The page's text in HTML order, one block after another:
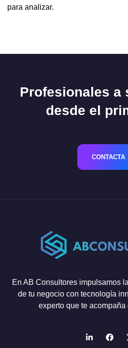
para analizar.
Profesionales a
desde el
CONTACTA
En AB Consultores impulsamos
de tu negocio con tecnología
experto que te acompaña